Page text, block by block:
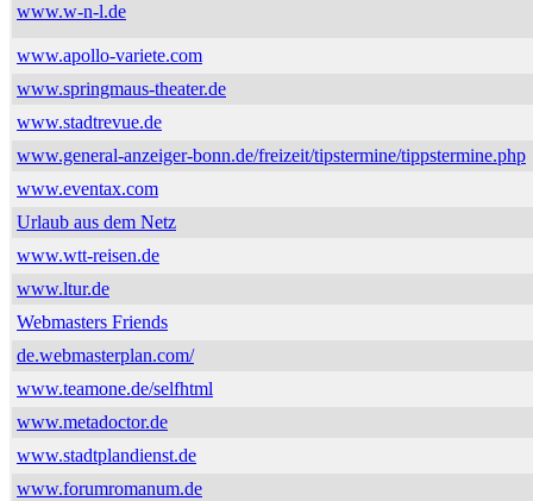
www.w-n-l.de
www.apollo-variete.com
www.springmaus-theater.de
www.stadtrevue.de
www.general-anzeiger-bonn.de/freizeit/tipstermine/tippstermine.php
www.eventax.com
Urlaub aus dem Netz
www.wtt-reisen.de
www.ltur.de
Webmasters Friends
de.webmasterplan.com/
www.teamone.de/selfhtml
www.metadoctor.de
www.stadtplandienst.de
www.forumromanum.de